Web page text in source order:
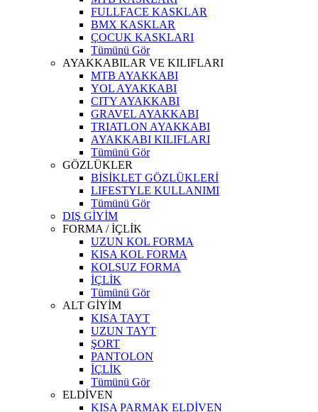
FULLFACE KASKLAR
BMX KASKLAR
ÇOCUK KASKLARI
Tümünü Gör
AYAKKABILAR VE KILIFLARI
MTB AYAKKABI
YOL AYAKKABI
CITY AYAKKABI
GRAVEL AYAKKABI
TRIATLON AYAKKABI
AYAKKABI KILIFLARI
Tümünü Gör
GÖZLÜKLER
BİSİKLET GÖZLÜKLERİ
LIFESTYLE KULLANIMI
Tümünü Gör
DIŞ GİYİM
FORMA / İÇLİK
UZUN KOL FORMA
KISA KOL FORMA
KOLSUZ FORMA
İÇLİK
Tümünü Gör
ALT GİYİM
KISA TAYT
UZUN TAYT
ŞORT
PANTOLON
İÇLİK
Tümünü Gör
ELDİVEN
KISA PARMAK ELDİVEN